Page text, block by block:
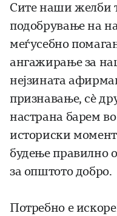
Сите наши желби
подобрување на
меѓусебно
ангажирање за
нејзината
признавање, сè
настрана барем
историски
будење правилно
за општото добро.
Потребно е